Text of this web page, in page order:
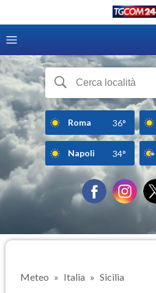
Roma 36°
Napoli 34°
Meteo Italia Sicilia